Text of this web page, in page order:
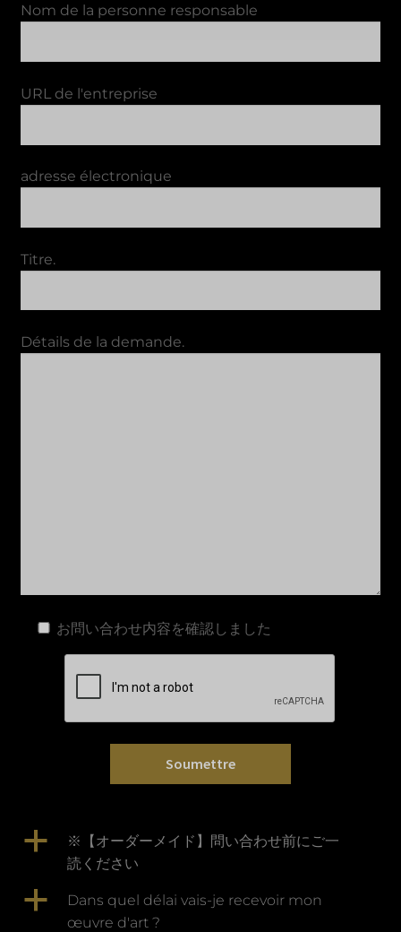
Nom de la personne responsable
URL de l'entreprise
adresse électronique
Titre.
Détails de la demande.
お問い合わせ内容を確認しました
a
※【オーダーメイド】問い合わせ前にご一
読ください
a
Dans quel délai vais-je recevoir mon
œuvre d'art ?